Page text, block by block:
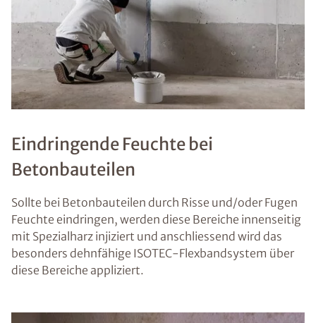
Eindringende Feuchte bei
Betonbauteilen
Sollte bei Betonbauteilen durch Risse und/oder Fugen
Feuchte eindringen, werden diese Bereiche innenseitig
mit Spezialharz injiziert und anschliessend wird das
besonders dehnfähige ISOTEC-Flexbandsystem über
diese Bereiche appliziert.